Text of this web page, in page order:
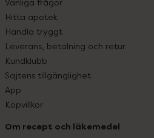
Hitta apotek
Handla tryggt
Leverans, betalning och retur
Kundklubb
Sajtens tillgänglighet
App
Köpvillkor
Om recept och läkemedel